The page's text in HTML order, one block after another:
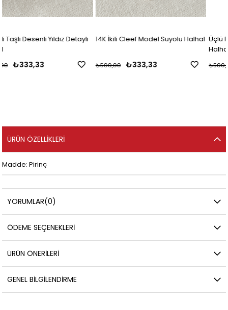
14K İkili Cleef Model Suyolu Halhal
₺500,00
Üçlü Renkli Taşlı Dorikalı Zincir
₺500,00
ÜRÜN ÖZELLIKLERI
Madde: Pirinç
YORUMLAR(0)
ÖDEME SEÇENEKLERI
ÜRÜN ÖNERILERI
GENEL BILGILENDIRME